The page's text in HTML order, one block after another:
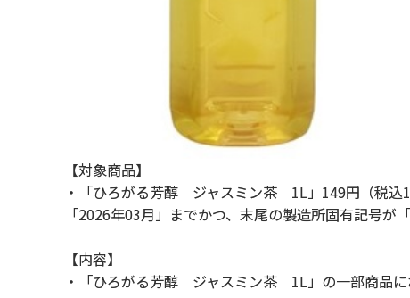
【対象商品】
・「ひろがる芳醇 ジャスミン茶 1L」149円（税込
「2026年03月」までかつ、末尾の製造所固有記号が
【内容】
・「ひろがる芳醇 ジャスミン茶 1L」の一部商品に